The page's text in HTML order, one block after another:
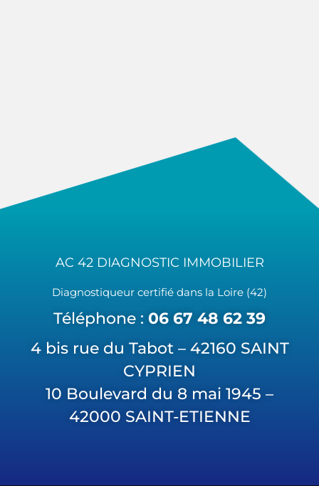
AC 42 DIAGNOSTIC IMMOBILIER
Diagnostiqueur certifié dans la Loire (42)
Téléphone : 06 67 48 62 39
4 bis rue du Tabot – 42160 SAINT
CYPRIEN
10 Boulevard du 8 mai 1945 –
42000 SAINT-ETIENNE